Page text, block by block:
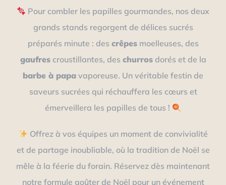
Pour combler les papilles gourmandes, nos deux
grands stands regorgent de délices sucrés
préparés minute : des crêpesmoelleuses, des
gaufrescroustillantes, des churrosdorés et de la
barbe à papa vaporeuse. Un véritable festin de
saveurs sucrées qui réchauffera les cœurs et
émerveillera les papilles de tous !
Offrez à vos équipes un moment de convivialité
et de partage inoubliable, où la tradition de Noël se
mêle à la féerie du forain. Réservez dès maintenant
notre formule goûter de Noël pour un événement